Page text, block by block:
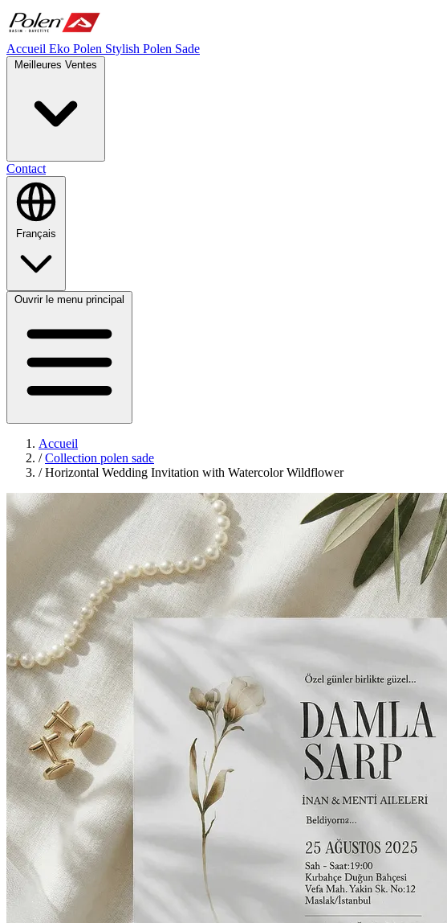
Accueil Eko Polen Stylish Polen Sade
Contact
Ouvrir le menu principal
Accueil
/ Collection polen sade
/ Horizontal Wedding Invitation with Watercolor Wildflower